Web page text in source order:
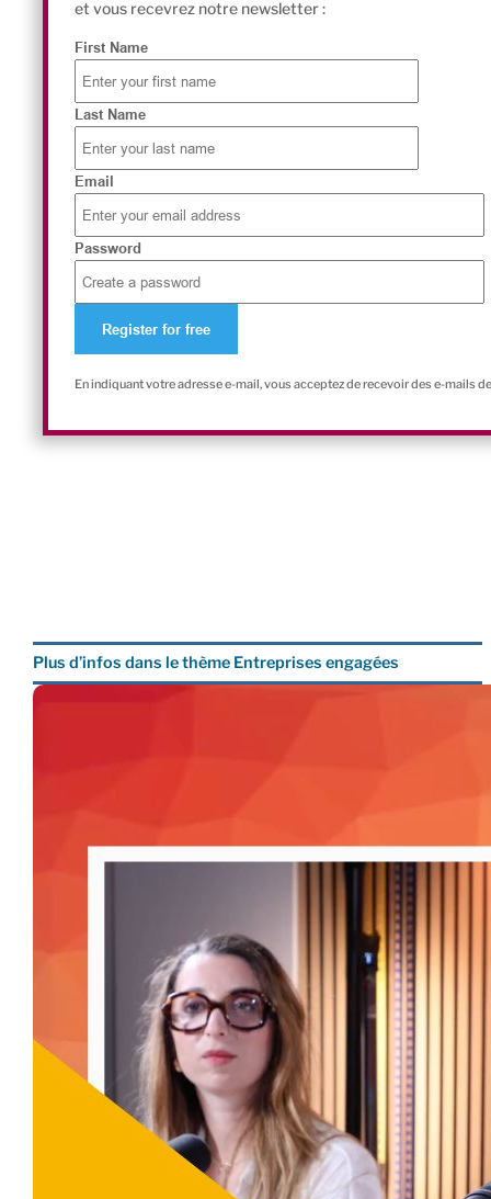
et vous recevrez notre newsletter :
First Name
Last Name
Email
Password
En indiquant votre adresse e-mail, vous acceptez de recevoir des e-mails
Plus d’infos dans le thème Entreprises engagées